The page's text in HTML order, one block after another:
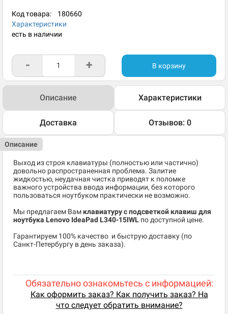
Код товара: 180660
Характеристики
есть в наличии
- + В корзину
Описание Характеристики
Доставка Отзывов: 0
Описание
Выход из строя клавиатуры (полностью или частично)
довольно распространенная проблема. Залитие
жидкостью, неудачная чистка приводят к поломке
важного устройства ввода информации, без которого
пользоваться ноутбуком практически не возможно.
Мы предлагаем Вам клавиатуру с подсветкой клавиш для
ноутбука Lenovo IdeaPad L340-15IWL по доступной цене.
​Гарантируем 100% качество и быструю доставку (по
Санкт-Петербургу в день заказа).
Обязательно ознакомьтесь с информацией:
Как оформить заказ? Как получить заказ? На
что следует обратить внимание?